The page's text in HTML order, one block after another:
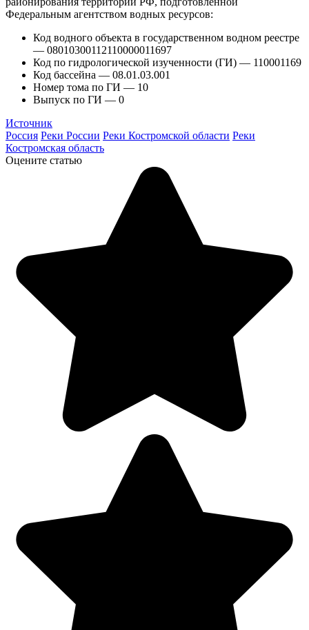
Федеральным агентством водных ресурсов:
Код водного объекта в государственном водном реестре
— 08010300112110000011697
Код по гидрологической изученности (ГИ) — 110001169
Код бассейна — 08.01.03.001
Номер тома по ГИ — 10
Выпуск по ГИ — 0
Источник
Россия Реки России Реки Костромской области Реки
Костромская область
Оцените статью